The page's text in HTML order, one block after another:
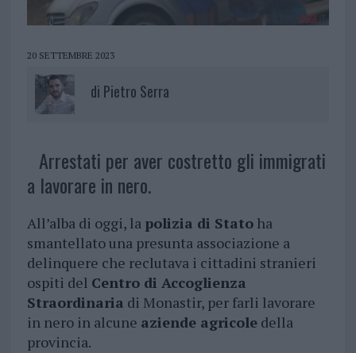
20 SETTEMBRE 2023
di Pietro Serra
Arrestati per aver costretto gli immigrati
a lavorare in nero.
All’alba di oggi, la polizia di Statoha
smantellato una presunta associazione a
delinquere che reclutava i cittadini stranieri
ospiti del Centro di Accoglienza
Straordinaria di Monastir, per farli lavorare
in nero in alcune aziende agricoledella
provincia.